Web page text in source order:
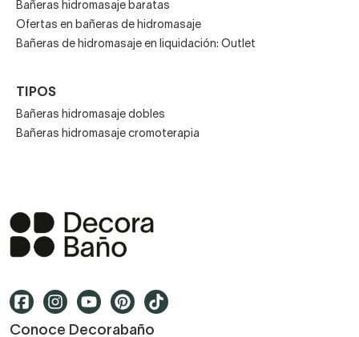
Bañeras hidromasaje baratas
Ofertas en bañeras de hidromasaje
Bañeras de hidromasaje en liquidación: Outlet
TIPOS
Bañeras hidromasaje dobles
Bañeras hidromasaje cromoterapia
Conoce Decorabaño